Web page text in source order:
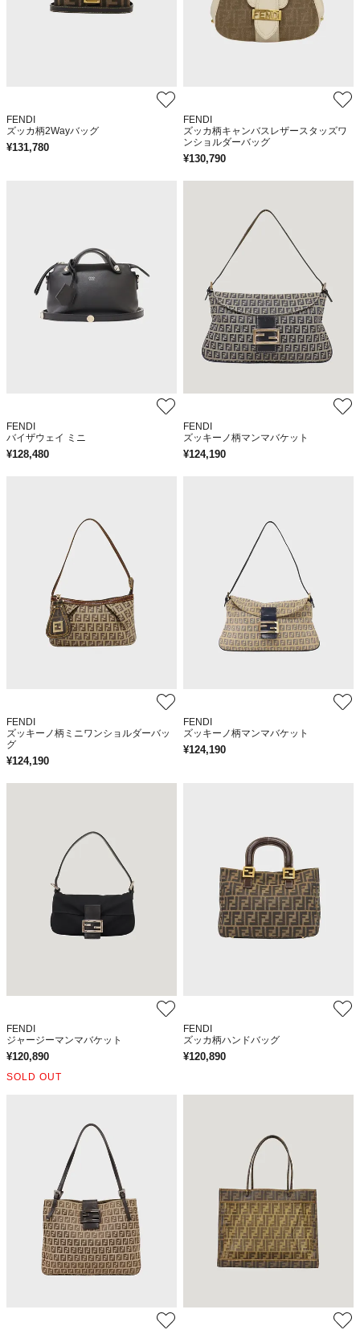
FENDI
ズッカ柄2Wayバッグ
¥131,780
FENDI
ズッカ柄キャンバスレザースタッズワ
ンショルダーバッグ
¥130,790
FENDI
バイザウェイ ミニ
¥128,480
FENDI
ズッキーノ柄マンマバケット
¥124,190
FENDI
ズッキーノ柄ミニワンショルダーバッ
グ
¥124,190
FENDI
ズッキーノ柄マンマバケット
¥124,190
FENDI
ジャージーマンマバケット
¥120,890
SOLD OUT
FENDI
ズッカ柄ハンドバッグ
¥120,890